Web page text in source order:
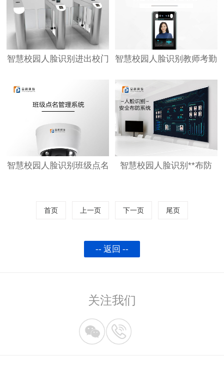
智慧校园人脸识别进出校门 智慧校园人脸识别教师考勤
智慧校园人脸识别班级点名 智慧校园人脸识别**布防
首页 上一页 下一页 尾页
-- 返回 --
关注我们